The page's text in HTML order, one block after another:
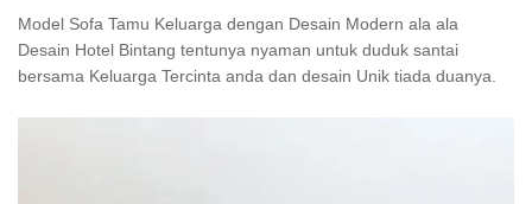
Model Sofa Tamu Keluarga dengan Desain Modern ala ala
Desain Hotel Bintang tentunya nyaman untuk duduk santai
bersama Keluarga Tercinta anda dan desain Unik tiada duanya.